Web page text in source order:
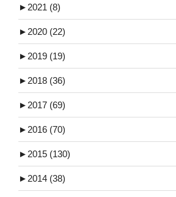
► 2021 (8)
► 2020 (22)
► 2019 (19)
► 2018 (36)
► 2017 (69)
► 2016 (70)
► 2015 (130)
► 2014 (38)